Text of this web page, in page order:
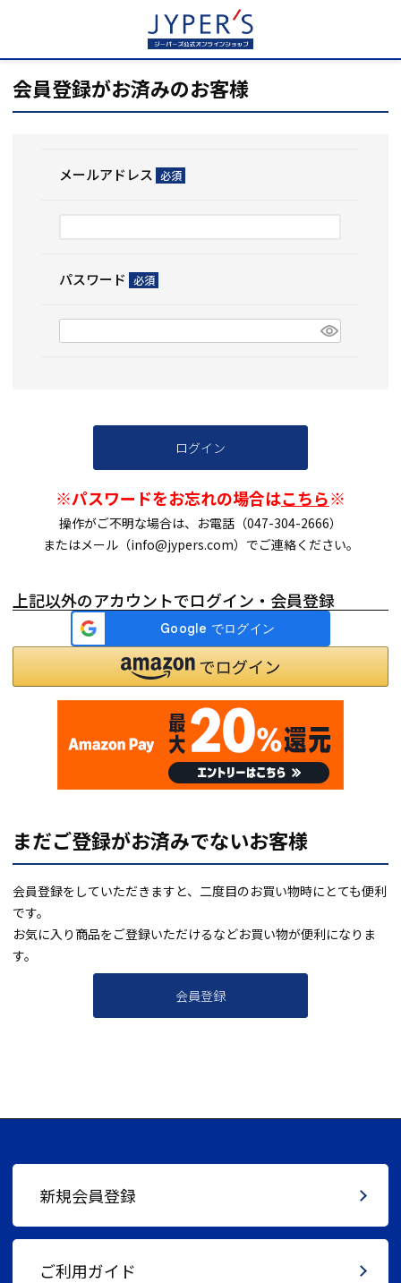
会員登録がお済みのお客様
メールアドレス
パスワード
須)
ログイン
※パスワードをお忘れの場合はこちら※
操作がご不明な場合は、お電話（047-304-2666）
またはメール（info@jypers.com）でご連絡ください。
上記以外のアカウントでログイン・会員登録
まだご登録がお済みでないお客様
会員登録をしていただきますと、二度目のお買い物時にとても便利
です。
お気に入り商品をご登録いただけるなどお買い物が便利になりま
す。
会員登録
新規会員登録
ご利用ガイド